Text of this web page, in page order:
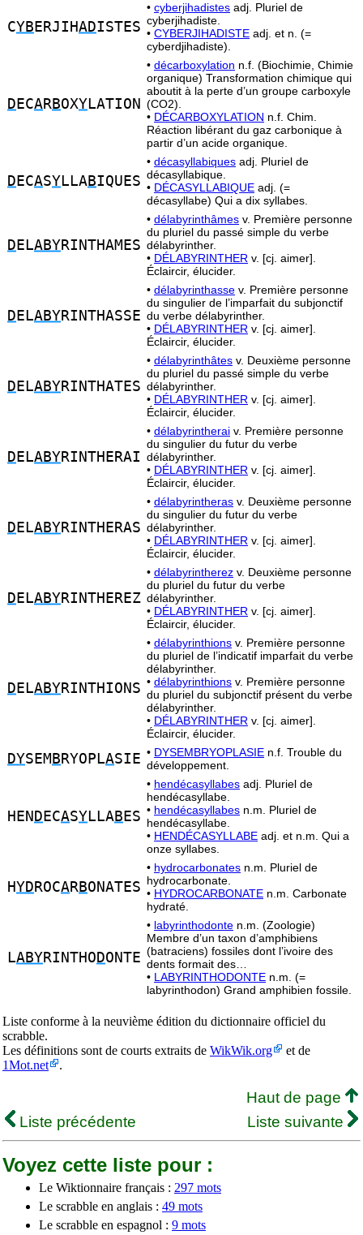
CYB ERJIHADISTES
• cyberjihadistes adj. Pluriel de
cyberjihadiste.
• CYBERJIHADISTE adj. et n. (=
cyberdjihadiste).
D ECARBOXYLATION
• décarboxylation n.f. (Biochimie, Chimie
organique) Transformation chimique qui
aboutit à la perte d’un groupe carboxyle
(CO2).
• DÉCARBOXYLATION n.f. Chim.
Réaction libérant du gaz carbonique à
partir d’un acide organique.
D ECASYLLABIQUES
• décasyllabiques adj. Pluriel de
décasyllabique.
• DÉCASYLLABIQUE adj. (=
décasyllabe) Qui a dix syllabes.
D ELABYRINTHAMES
• délabyrinthâmes v. Première personne
du pluriel du passé simple du verbe
délabyrinther.
• DÉLABYRINTHER v. [cj. aimer].
Éclaircir, élucider.
D ELABYRINTHASSE
• délabyrinthasse v. Première personne
du singulier de l’imparfait du subjonctif
du verbe délabyrinther.
• DÉLABYRINTHER v. [cj. aimer].
Éclaircir, élucider.
D ELABYRINTHATES
• délabyrinthâtes v. Deuxième personne
du pluriel du passé simple du verbe
délabyrinther.
• DÉLABYRINTHER v. [cj. aimer].
Éclaircir, élucider.
D ELABYRINTHERAI
• délabyrintherai v. Première personne
du singulier du futur du verbe
délabyrinther.
• DÉLABYRINTHER v. [cj. aimer].
Éclaircir, élucider.
D ELABYRINTHERAS
• délabyrintheras v. Deuxième personne
du singulier du futur du verbe
délabyrinther.
• DÉLABYRINTHER v. [cj. aimer].
Éclaircir, élucider.
D ELABYRINTHEREZ
• délabyrintherez v. Deuxième personne
du pluriel du futur du verbe
délabyrinther.
• DÉLABYRINTHER v. [cj. aimer].
Éclaircir, élucider.
D ELABYRINTHIONS
• délabyrinthions v. Première personne
du pluriel de l’indicatif imparfait du verbe
délabyrinther.
• délabyrinthions v. Première personne
du pluriel du subjonctif présent du verbe
délabyrinther.
• DÉLABYRINTHER v. [cj. aimer].
Éclaircir, élucider.
DYSEM B RYOPLASIE • DYSEMBRYOPLASIE n.f. Trouble du
développement.
HEN D ECASYLLAB ES
• hendécasyllabes adj. Pluriel de
hendécasyllabe.
• hendécasyllabes n.m. Pluriel de
hendécasyllabe.
• HENDÉCASYLLABE adj. et n.m. Qui a
onze syllabes.
HYD ROCARBONATES
• hydrocarbonates n.m. Pluriel de
hydrocarbonate.
• HYDROCARBONATE n.m. Carbonate
hydraté.
LABYRINTHO DONTE
• labyrinthodonte n.m. (Zoologie)
Membre d’un taxon d’amphibiens
(batraciens) fossiles dont l’ivoire des
dents formait des…
• LABYRINTHODONTE n.m. (=
labyrinthodon) Grand amphibien fossile.
Liste conforme à la neuvième édition du dictionnaire officiel du
scrabble.
Les définitions sont de courts extraits de WikWik.org
et de
1Mot.net
.
Haut de page
Liste précédente
Liste suivante
Voyez cette liste pour :
Le Wiktionnaire français : 297 mots
Le scrabble en anglais : 49 mots
Le scrabble en espagnol : 9 mots